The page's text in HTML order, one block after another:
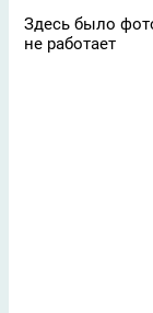
Здесь было
не работает